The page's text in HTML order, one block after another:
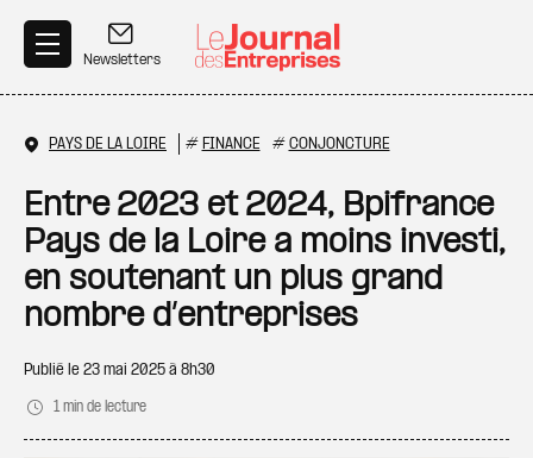
Newsletters
PAYS DE LA LOIRE # FINANCE # CONJONCTURE
Entre 2023 et 2024, Bpifrance
Pays de la Loire a moins investi,
en soutenant un plus grand
nombre d’entreprises
Publié le 23 mai 2025 à 8h30
1 min de lecture